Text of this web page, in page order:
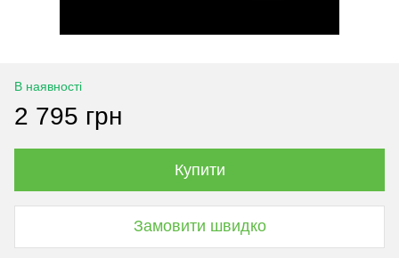
В наявності
2 795 грн
Купити
Замовити швидко